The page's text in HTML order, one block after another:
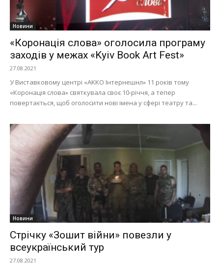
Новини
«Коронація слова» оголосила програму
заходів у межах «Kyiv Book Art Fest»
27.08.2021
У Виставковому центрі «AKKO Інтернешнл» 11 років тому
«Коронація слова» святкувала своє 10-річчя, а тепер
повертається, щоб оголосити нові імена у сфері театру та...
Новини
Стрічку «Зошит війни» повезли у
всеукраїнський тур
27.08.2021